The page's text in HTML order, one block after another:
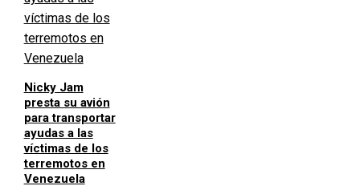
Nicky Jam
presta su avión
para transportar
ayudas a las
víctimas de los
terremotos en
Venezuela